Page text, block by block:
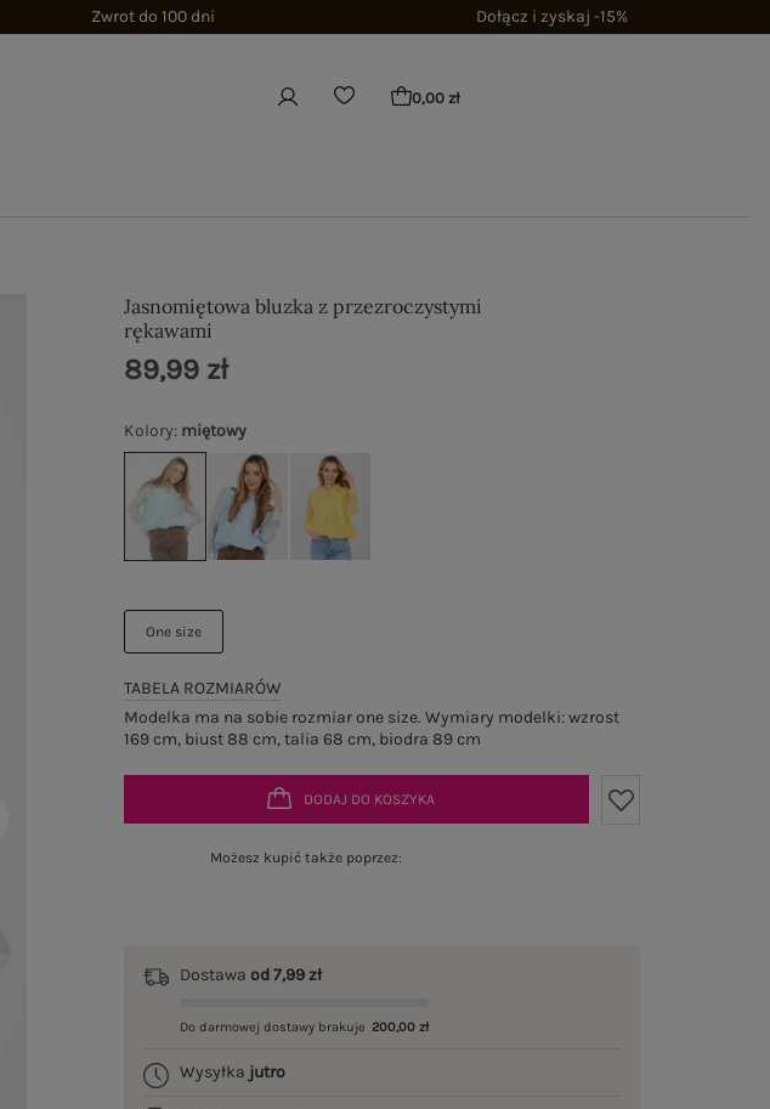
Zwrot do 100 dni Dołącz i zyskaj -15%
0,00 zł
Jasnomiętowa bluzka z przezroczystymi
rękawami
Kolory: miętowy
One size
TABELA ROZMIARÓW
Modelka ma na sobie rozmiar one size. Wymiary modelki: wzrost
169 cm, biust 88 cm, talia 68 cm, biodra 89 cm
89,99 zł
DODAJ DO KOSZYKA
Możesz kupić także poprzez:
Dostawaod 7,99 zł
Do darmowej dostawy brakuje 200,00 zł
Wysyłka jutro